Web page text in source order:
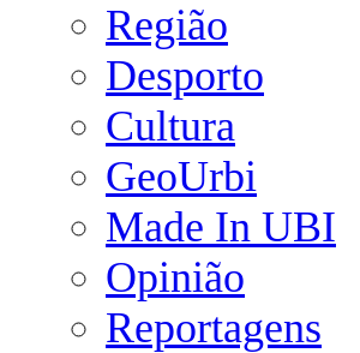
Região
Desporto
Cultura
GeoUrbi
Made In UBI
Opinião
Reportagens